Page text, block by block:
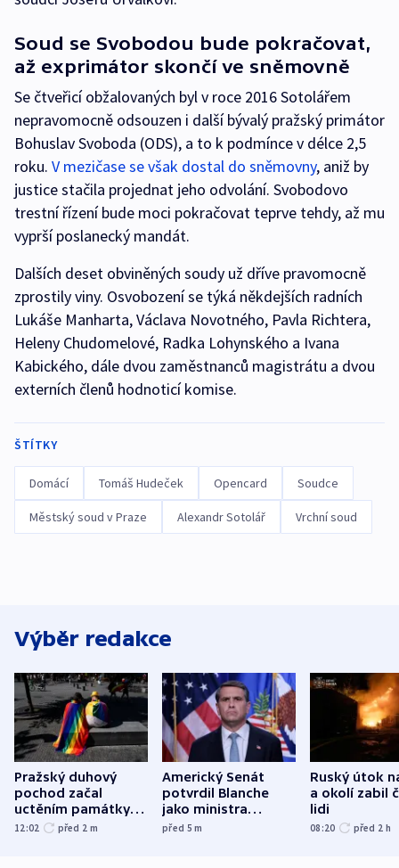
Soud se Svobodou bude pokračovat,
až exprimátor skončí ve sněmovně
Se čtveřicí obžalovaných byl v roce 2016 Sotolářem
nepravomocně odsouzen i další bývalý pražský primátor
Bohuslav Svoboda (ODS), a to k podmínce v délce 2,5
roku. V mezičase se však dostal do sněmovny, aniž by
justice stačila projednat jeho odvolání. Svobodovo
trestní řízení bude moci pokračovat teprve tehdy, až mu
vyprší poslanecký mandát.
Dalších deset obviněných soudy už dříve pravomocně
zprostily viny. Osvobození se týká někdejších radních
Lukáše Manharta, Václava Novotného, Pavla Richtera,
Heleny Chudomelové, Radka Lohynského a Ivana
Kabického, dále dvou zaměstnanců magistrátu a dvou
externích členů hodnoticí komise.
ŠTÍTKY
Domácí Tomáš Hudeček Opencard Soudce
Městský soud v Praze Alexandr Sotolář Vrchní soud
Výběr redakce
Pražský duhový
pochod začal
uctěním památky
obětí berlínského
12:02 před 2 m
Americký Senát
potvrdil Blanche
jako ministra
spravedlnosti
před 5m
Ruský útok
a okolí zabil
lidi
08:20 před 2 h